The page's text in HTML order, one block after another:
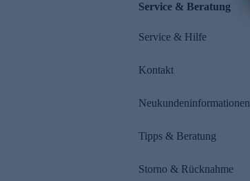
Service & Beratung
Service & Hilfe
Kontakt
Neukundeninformationen
Tipps & Beratung
Storno & Rücknahme